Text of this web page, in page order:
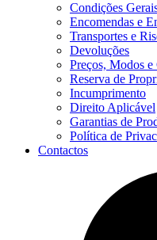
Condições
Encomendas e
Transportes e
Devoluções
Preços, Modos e
Reserva de
Incumprimento
Direito Aplicável
Garantias de
Política de
Contactos